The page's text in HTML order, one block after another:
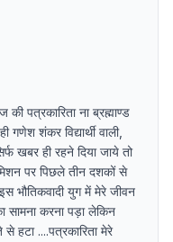
पत्रकारिता ना ब्रह्माण्ड
गणेश शंकर विद्यार्थी वाली,
खबर ही रहने दिया जाये तो
पर पिछले तीन दशकों से
भौतिकवादी युग में मेरे जीवन
सामना करना पड़ा लेकिन
हटा ....पत्रकारिता मेरे